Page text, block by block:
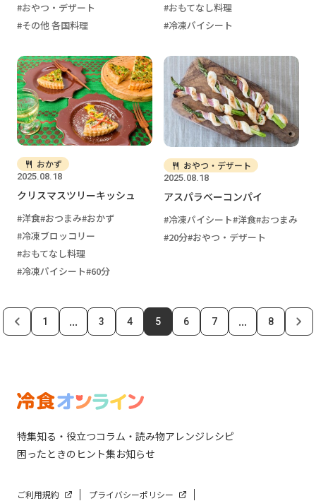
おやつ・デザート
その他 各国料理
おもてなし料理
冷凍パイシート
2025.08.18
おかず
クリスマスツリーキッシュ
洋食 おつまみ おかず
冷凍ブロッコリー
おもてなし料理
冷凍パイシート 60分
2025.08.18
おやつ・デザート
アスパラベーコンパイ
冷凍パイシート 洋食 おつまみ
20分 おやつ・デザート
1 ... 3 4 5 6 7 ... 8
特集知る・役立つコラム・読み物アレンジレシピ
困ったときのヒント集お知らせ
ご利用規約
プライバシーポリシー